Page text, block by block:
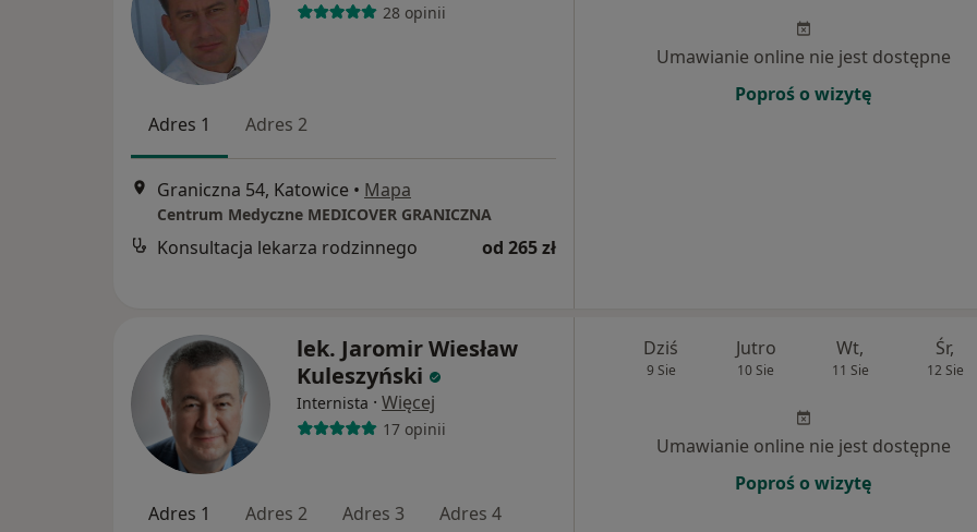
28 opinii
Adres 1 Adres 2
Graniczna 54, Katowice • Mapa
Centrum Medyczne MEDICOVER GRANICZNA
Konsultacja lekarza rodzinnego od 265 zł
Umawianie online nie jest dostępne
Poproś o wizytę
lek. Jaromir Wiesław
Kuleszyński
Internista · Więcej
17 opinii
Adres 1 Adres 2 Adres 3 Adres 4
Dziś
9 Sie
Jutro
10 Sie
Wt,
11 Sie
Śr,
12 Sie
Umawianie online nie jest dostępne
Poproś o wizytę